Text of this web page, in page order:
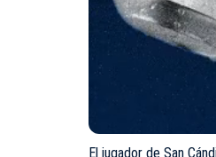
El jugador de San